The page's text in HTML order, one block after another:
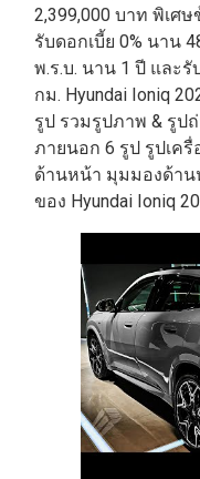
2,399,000 บาท พิเศ
รับดอกเบี้ย 0% นาน
พ.ร.บ. นาน 1 ปี และ
กม. Hyundai Ioniq
รูป รวมรูปภาพ & รูป
ภายนอก 6 รูป รูปเค
ด้านหน้า มุมมองด้า
ของ Hyundai Ioniq